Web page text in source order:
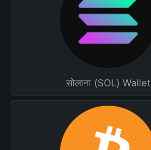
सोलाना (SOL) Wallet